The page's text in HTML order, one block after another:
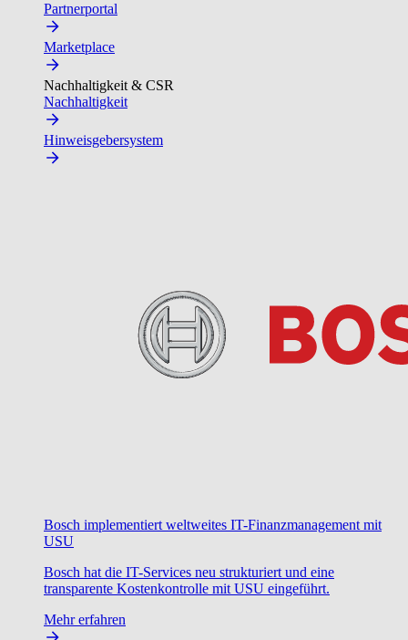
Partnerportal
Marketplace
Nachhaltigkeit & CSR
Nachhaltigkeit
Hinweisgebersystem
Bosch implementiert weltweites IT-Finanzmanagement mit
USU
Bosch hat die IT-Services neu strukturiert und eine
transparente Kostenkontrolle mit USU eingeführt.
Mehr erfahren